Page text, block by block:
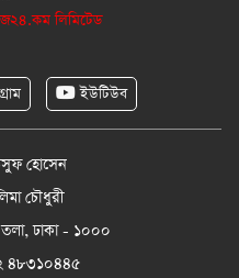
লিমিটেড
ইউটিউব
হোসেন
চৌধুরী
ঢাকা - ১০০০
৪৮৩১০৪৪৫